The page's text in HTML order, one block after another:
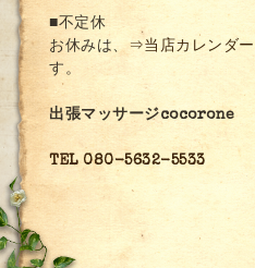
■不定休
お休みは、 ⇒当店カレンダー
す。
出張マッサージcocorone
TEL 080-5632-5533